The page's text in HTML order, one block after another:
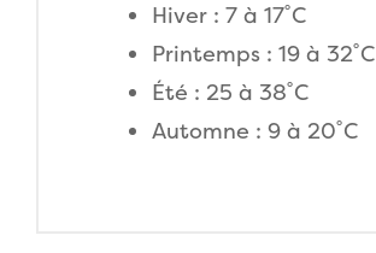
Hiver : 7 à 17˚C
Printemps : 19 à 32˚C
Été : 25 à 38˚C
Automne : 9 à 20˚C